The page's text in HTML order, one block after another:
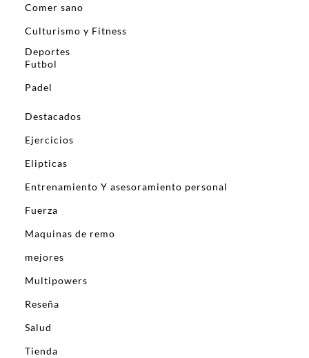
Comer sano
Culturismo y Fitness
Deportes
Futbol
Padel
Destacados
Ejercicios
Elipticas
Entrenamiento Y asesoramiento personal
Fuerza
Maquinas de remo
mejores
Multipowers
Reseña
Salud
Tienda